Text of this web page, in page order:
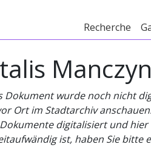
Recherche
Dokument wurde noch nicht
Ort im Stadtarchiv
digitalisiert und
ist, haben Sie bitte